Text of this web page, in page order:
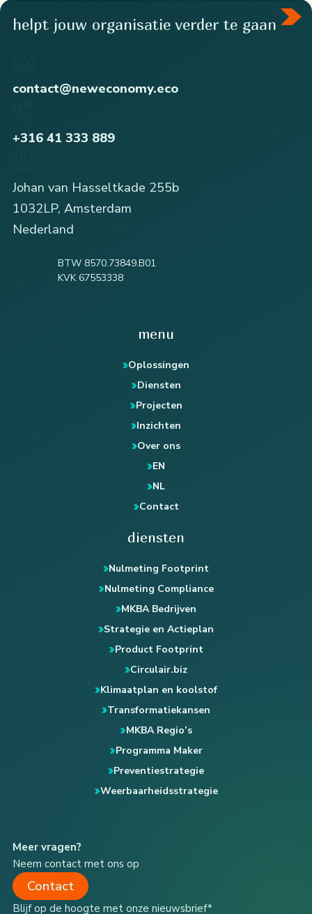
helpt jouw organisatie verder te gaan
contact@neweconomy.eco
+316 41 333 889
Johan van Hasseltkade 255b
1032LP, Amsterdam
Nederland
BTW 8570.73849.B01
KVK 67553338
menu
Oplossingen
Diensten
Projecten
Inzichten
Over ons
EN
NL
Contact
diensten
Nulmeting Footprint
Nulmeting Compliance
MKBA Bedrijven
Strategie en Actieplan
Product Footprint
Circulair.biz
Klimaatplan en koolstof
Transformatiekansen
MKBA Regio’s
Programma Maker
Preventiestrategie
Weerbaarheidsstrategie
Meer vragen?
Neem contact met ons op
Contact
Blijf op de hoogte met onze nieuwsbrief*